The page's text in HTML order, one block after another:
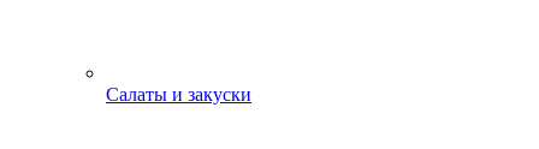
Салаты и закуски